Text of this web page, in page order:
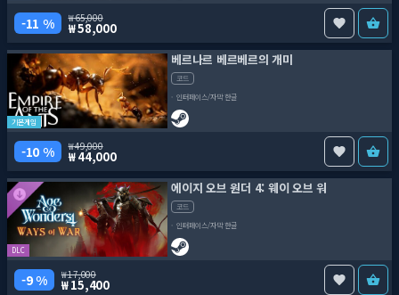
11 % 65,000
58,000
기본게임
베르나르 베르베르의 개미
코드
인터페이스/자막 한글
10 % 49,000
44,000
DLC
에이지 오브 원더 4: 웨이 오브 워
코드
인터페이스/자막 한글
9 % 17,000
15,400